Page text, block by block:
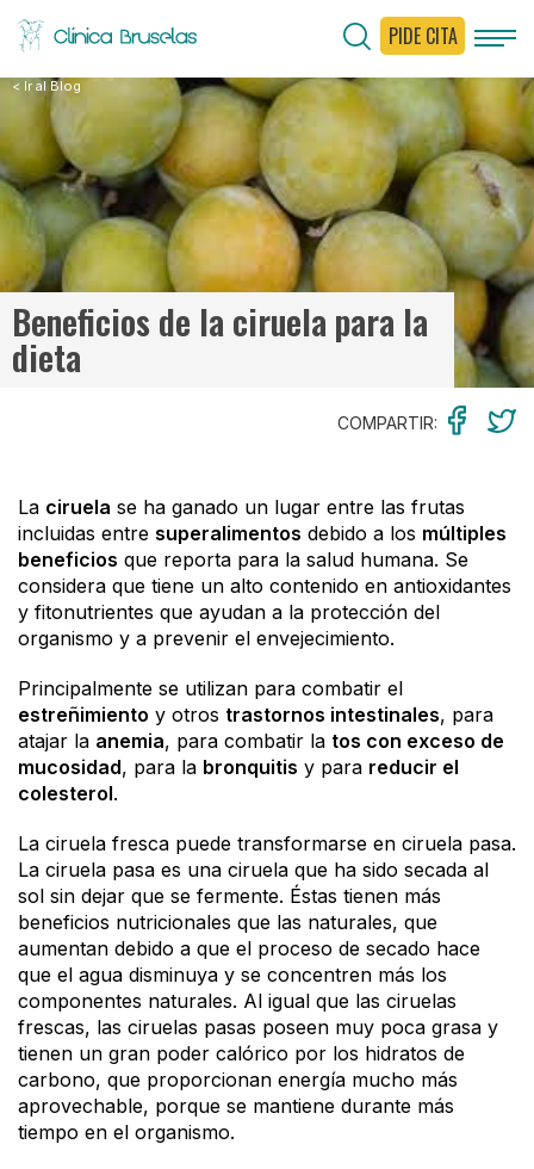
PIDE CITA
< Ir al Blog
Beneficios de la ciruela para la
dieta
COMPARTIR:
La ciruela se ha ganado un lugar entre las frutas
incluidas entre superalimentos debido a los múltiples
beneficios que reporta para la salud humana. Se
considera que tiene un alto contenido en antioxidantes
y fitonutrientes que ayudan a la protección del
organismo y a prevenir el envejecimiento.
Principalmente se utilizan para combatir el
estreñimiento y otros trastornos intestinales, para
atajar la anemia, para combatir la tos con exceso de
mucosidad, para la bronquitis y para reducir el
colesterol.
La ciruela fresca puede transformarse en ciruela pasa.
La ciruela pasa es una ciruela que ha sido secada al
sol sin dejar que se fermente. Éstas tienen más
beneficios nutricionales que las naturales, que
aumentan debido a que el proceso de secado hace
que el agua disminuya y se concentren más los
componentes naturales. Al igual que las ciruelas
frescas, las ciruelas pasas poseen muy poca grasa y
tienen un gran poder calórico por los hidratos de
carbono, que proporcionan energía mucho más
aprovechable, porque se mantiene durante más
tiempo en el organismo.